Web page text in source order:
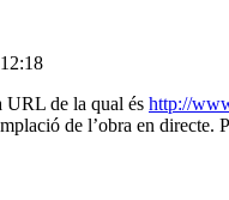
URL de la qual és http://
de l’obra en directe.